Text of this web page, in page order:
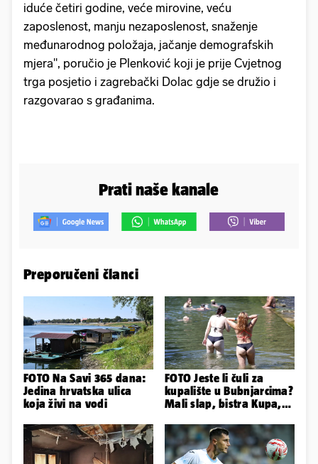
iduće četiri godine, veće mirovine, veću
zaposlenost, manju nezaposlenost, snaženje
međunarodnog položaja, jačanje demografskih
mjera", poručio je Plenković koji je prije Cvjetnog
trga posjetio i zagrebački Dolac gdje se družio i
razgovarao s građanima.
Prati naše kanale
Preporučeni članci
FOTO Na Savi 365 dana:
Jedina hrvatska ulica
koja živi na vodi
FOTO Jeste li čuli za
kupalište u Bubnjarcima?
Mali slap, bistra Kupa,
idila!